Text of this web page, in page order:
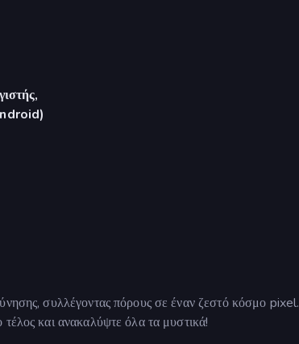
συλλέγοντας πόρους σε έναν ζεστό κόσμο pixel.
και ανακαλύψτε όλα τα μυστικά!